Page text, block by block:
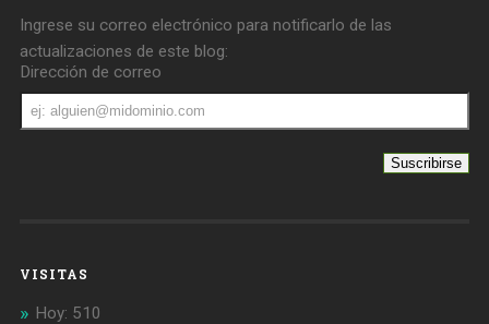
Ingrese su correo electrónico para notificarlo de las
actualizaciones de este blog:
Dirección de correo
Dirección
de
correo
VISITAS
Hoy: 510